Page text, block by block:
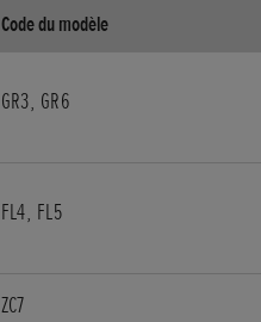
Code du modèle
GR3, GR6
FL4, FL5
ZC7